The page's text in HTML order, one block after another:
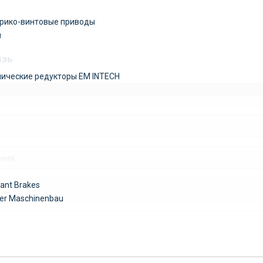
винтовые приводы
редукторы EM INTECH
Brakes
Maschinenbau